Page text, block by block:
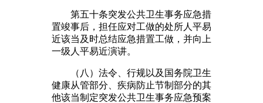
第五十条突发公共卫生事务应急措
置竣事后，担任应对工做的处所人平易
近该当及时总结应急措置工做，并向上
一级人平易近演讲。
（八）法令、行规以及国务院卫生
健康从管部分、疾病防止节制部分的其
他该当制定突发公共卫生事务应急预案